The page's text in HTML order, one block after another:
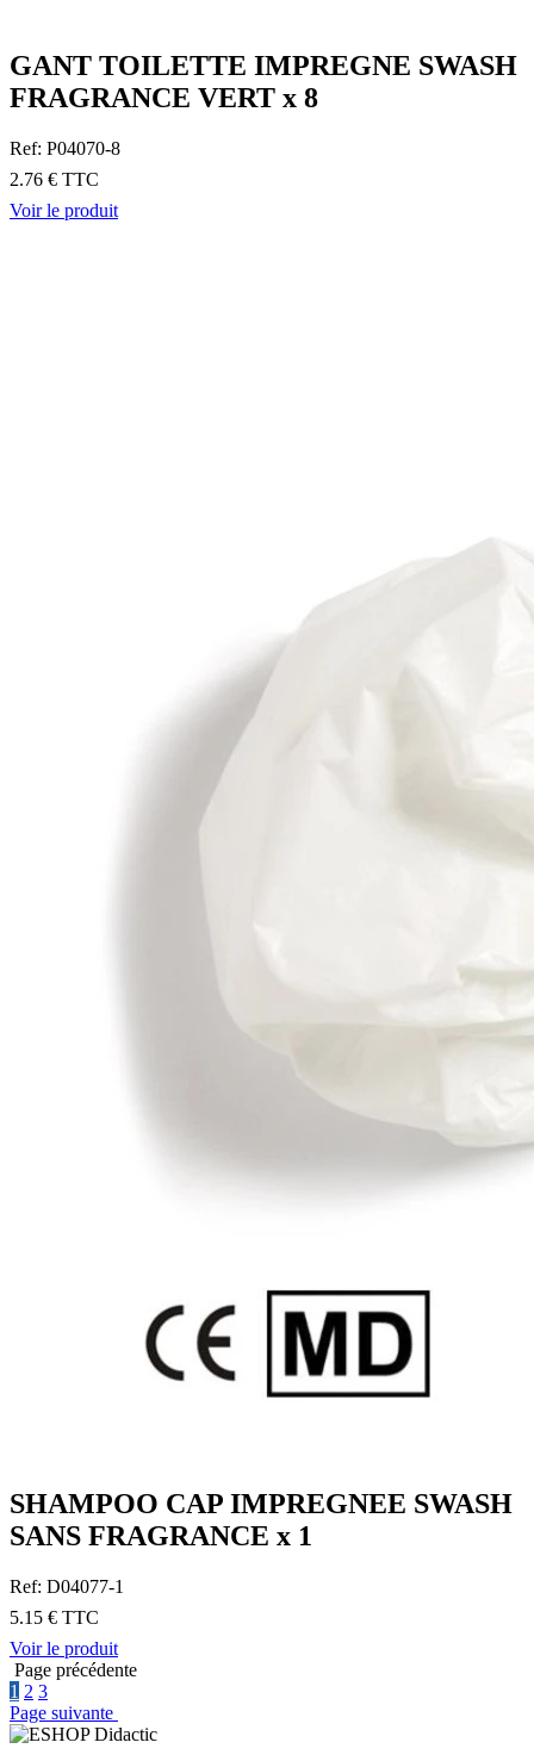
GANT TOILETTE IMPREGNE SWASH
FRAGRANCE VERT x 8
Ref: P04070-8
2.76 € TTC
Voir le produit
SHAMPOO CAP IMPREGNEE SWASH
SANS FRAGRANCE x 1
Ref: D04077-1
5.15 € TTC
Voir le produit
Page précédente
1 2 3
Page suivante